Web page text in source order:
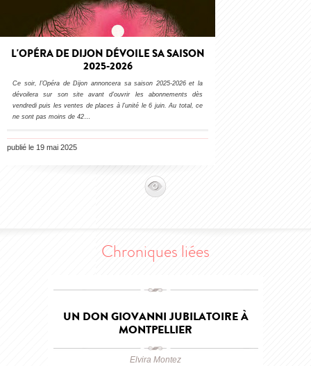
L'OPÉRA DE DIJON DÉVOILE SA SAISON
2025-2026
Ce soir, l’Opéra de Dijon annoncera sa saison 2025-2026 et la
dévoilera sur son site avant d’ouvrir les abonnements dès
vendredi puis les ventes de places à l’unité le 6 juin. Au total, ce
ne sont pas moins de 42…
publié le 19 mai 2025
Chroniques liées
UN DON GIOVANNI JUBILATOIRE À
MONTPELLIER
Elvira Montez